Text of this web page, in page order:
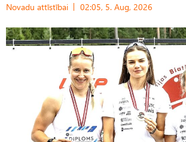
Novadu attīstībai 02:05, 5. Aug, 2026